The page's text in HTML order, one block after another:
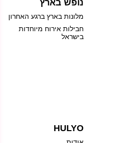
נופש בארץ
מלונות בארץ ברגע האחרון
חבילות אירוח מיוחדות
בישראל
HULYO